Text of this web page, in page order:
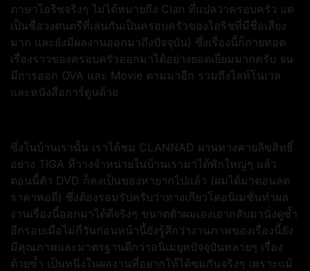
ภาษาไอริชจริงๆ ไม่ได้หมายถึง Clan ที่แปลว่าครอบครัว แต่
เป็นชื่อวงดนตรีที่เล่นกันเป็นครอบครัวของไอริชที่มีชื่อเสียง
มาก และยังมีผลงานออกมาถึงปัจจุบัน) ซึ่งเรื่องนี้ก็ถ่ายทอด
เรื่องราวของครอบครัวออกมาได้อย่างยอดเยี่ยมมากครับ จน
มีการออก OVA และ Movie ตามมาอีก รวมถึงไลท์โนเวล
และหนังสือการ์ตูนด้วย
ซึ่งในบ้านเรานั้น เราได้ชม CLANNAD ผ่านทางค่ายลิขสิทธิ์
อย่าง TIGA ที่วางจำหน่ายในบ้านเรามาได้พักใหญ่ๆ แล้ว
ตอนนี้ตัว DVD ก็คงเป็นของหายากไปแล้ว (ผมได้มาตอนลด
ราคาพอดี) ซึ่งต้องรอมรับครับว่าทางเกียวโตอนิเมชั่นทำผล
งานเรื่องนี้ออกมาได้ดีจริงๆ ขนาดตัวผมเองเอากลับมานั่งดูซ้ำ
อีกรอบเมื่อไม่กี่วันก่อนหน้านี้ยังรู้สึกว่างานภาพของเรื่องนี้ยัง
มีคุณภาพและมาตรฐานดีกว่าอนิเมยุคปัจจุบันหลายๆ เรื่อง
ด้วยซ้ำ เป็นหนึ่งในผลงานที่อยากให้ได้ชมกันจริงๆ เพราะแม้